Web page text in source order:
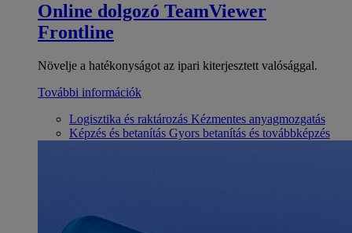
Online dolgozó TeamViewer
Frontline
Növelje a hatékonyságot az ipari kiterjesztett valósággal.
További információk
Logisztika és raktározás Kézmentes anyagmozgatás
Képzés és betanítás Gyors betanítás és továbbképzés